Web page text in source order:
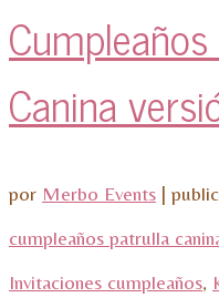
Canina
por Merbo Events |
cumpleaños patrulla
Invitaciones cumpleaños,